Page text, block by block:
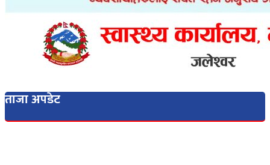
ताजा अपडेट